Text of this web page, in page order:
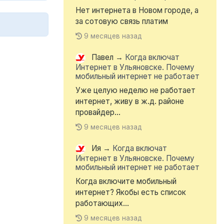
Нет интернета в Новом городе, а
за сотовую связь платим
9 месяцев назад
Павел → Когда включат
Интернет в Ульяновске. Почему
мобильный интернет не работает
Уже целую неделю не работает
интернет, живу в ж.д. районе
провайдер...
9 месяцев назад
Ия → Когда включат
Интернет в Ульяновске. Почему
мобильный интернет не работает
Когда включите мобильный
интернет? Якобы есть список
работающих...
9 месяцев назад